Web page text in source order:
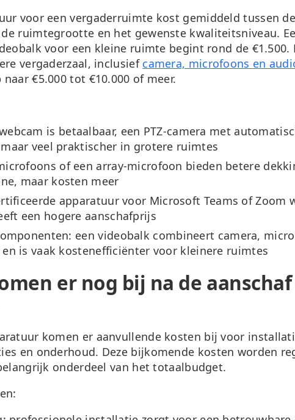
voor een vergaderruimte kost gemiddeld tussen
ruimtegrootte en het gewenste kwaliteitsniveau.
voor een kleine ruimte begint rond de €1.500.
vergaderzaal, inclusief camera, microfoons en
€5.000 tot €10.000 of meer.
is betaalbaar, een PTZ-camera met
veel praktischer in grotere ruimtes
of een array-microfoon bieden betere
maar kosten meer
apparatuur voor Microsoft Teams of Zoom
een hogere aanschafprijs
een videobalk combineert camera,
is vaak kostenefficiënter voor kleinere ruimtes
er nog bij na de
komen er aanvullende kosten bij voor
en onderhoud. Deze bijkomende kosten worden
onderdeel van het totaalbudget.